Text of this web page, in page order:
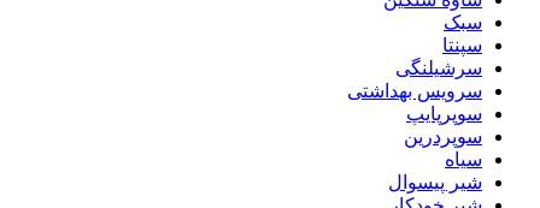
سبک
سپنتا
سرشیلنگی
سرویس بهداشتی
سوپرپایپ
سوپردرین
سیاه
شیر پیسوال